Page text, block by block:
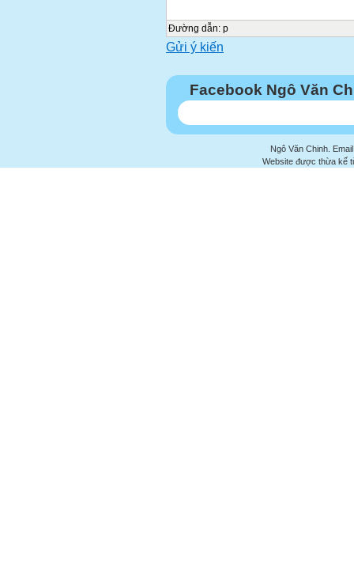
Đường dẫn: p
Gửi ý kiến
Facebook Ngô Văn
Ngô Văn Chinh.
Website được thừa kế